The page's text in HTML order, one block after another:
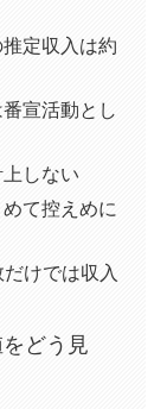
定収入は約
宣活動とし
しない
て控えめに
けでは収入
どう見